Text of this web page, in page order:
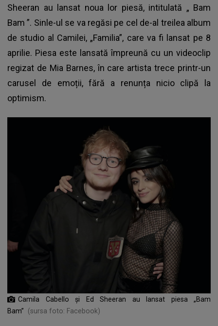
Sheeran au lansat noua lor piesă, intitulată „ Bam
Bam ”. Sinle-ul se va regăsi pe cel de-al treilea album
de studio al Camilei, „Familia”, care va fi lansat pe 8
aprilie. Piesa este lansată împreună cu un videoclip
regizat de Mia Barnes, în care artista trece printr-un
carusel de emoții, fără a renunța nicio clipă la
optimism.
Camila Cabello și Ed Sheeran au lansat piesa „Bam
Bam”
(sursa foto: Facebook)